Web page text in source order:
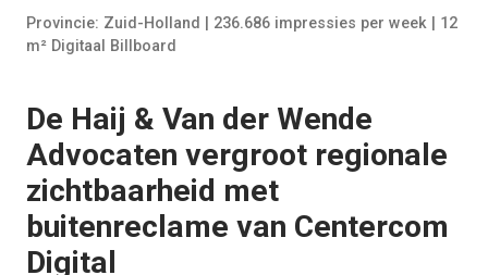
Provincie: Zuid-Holland | 236.686 impressies per week | 12
m² Digitaal Billboard
De Haij & Van der Wende
Advocaten vergroot regionale
zichtbaarheid met
buitenreclame van Centercom
Digital